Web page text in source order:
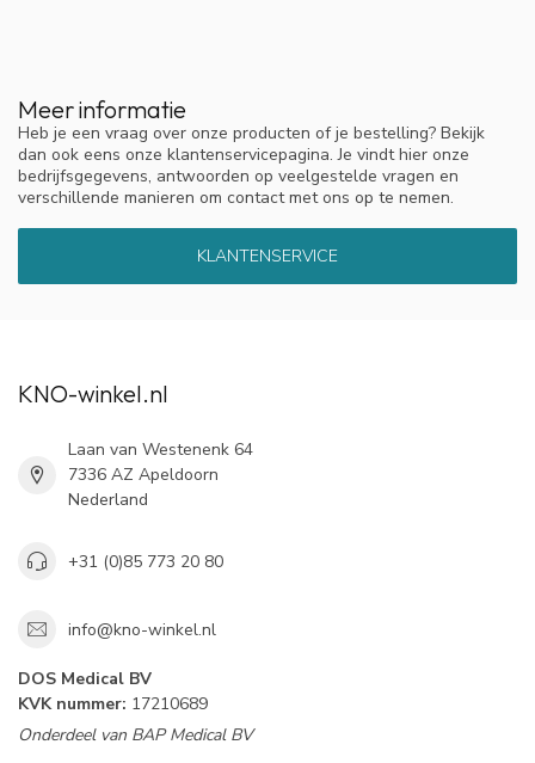
Meer informatie
Heb je een vraag over onze producten of je bestelling? Bekijk
dan ook eens onze klantenservicepagina. Je vindt hier onze
bedrijfsgegevens, antwoorden op veelgestelde vragen en
verschillende manieren om contact met ons op te nemen.
KLANTENSERVICE
KNO-winkel.nl
Laan van Westenenk 64
7336 AZ Apeldoorn
Nederland
+31 (0)85 773 20 80
info@kno-winkel.nl
DOS Medical BV
KVK nummer: 17210689
Onderdeel van BAP Medical BV